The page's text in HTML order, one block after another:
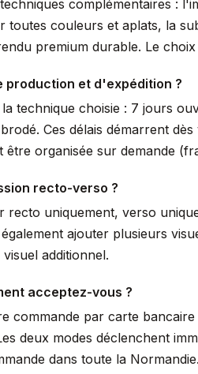
complémentaires :
toutes couleurs et aplats, la
premium durable. Le
production et d'expédition ?
la technique choisie : 7 jours
Ces délais démarrent
organisée sur demande
recto-verso ?
recto uniquement, verso
ajouter plusieurs
additionnel.
acceptez-vous ?
commande par carte
deux modes déclenchent
dans toute la Normandie.